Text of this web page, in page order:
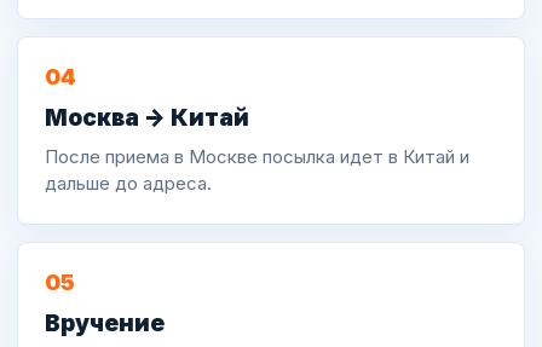
04
Москва -> Китай
После приема в Москве посылка идет в Китай и
дальше до адреса.
05
Вручение